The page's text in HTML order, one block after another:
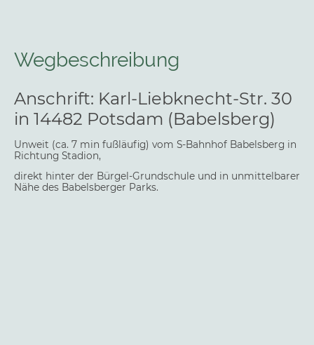
Wegbeschreibung
Anschrift: Karl-Liebknecht-Str. 30
in 14482 Potsdam (Babelsberg)
Unweit (ca. 7 min fußläufig) vom S-Bahnhof Babelsberg in
Richtung Stadion,
direkt hinter der Bürgel-Grundschule und in unmittelbarer
Nähe des Babelsberger Parks.